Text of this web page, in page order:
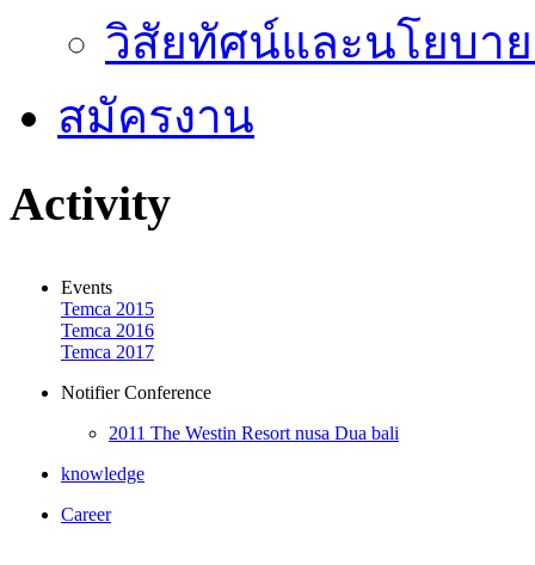
วิสัยทัศน์และนโยบา
สมัครงาน
Activity
Events
Temca 2015
Temca 2016
Temca 2017
Notifier Conference
2011 The Westin Resort nusa Dua bali
knowledge
Career